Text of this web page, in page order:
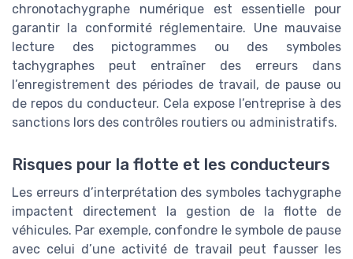
chronotachygraphe numérique est essentielle pour
garantir la conformité réglementaire. Une mauvaise
lecture des pictogrammes ou des symboles
tachygraphes peut entraîner des erreurs dans
l’enregistrement des périodes de travail, de pause ou
de repos du conducteur. Cela expose l’entreprise à des
sanctions lors des contrôles routiers ou administratifs.
Risques pour la flotte et les conducteurs
Les erreurs d’interprétation des symboles tachygraphe
impactent directement la gestion de la flotte de
véhicules. Par exemple, confondre le symbole de pause
avec celui d’une activité de travail peut fausser les